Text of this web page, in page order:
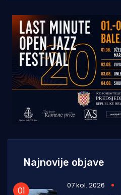
Najnovije objave
07 kol. 2026